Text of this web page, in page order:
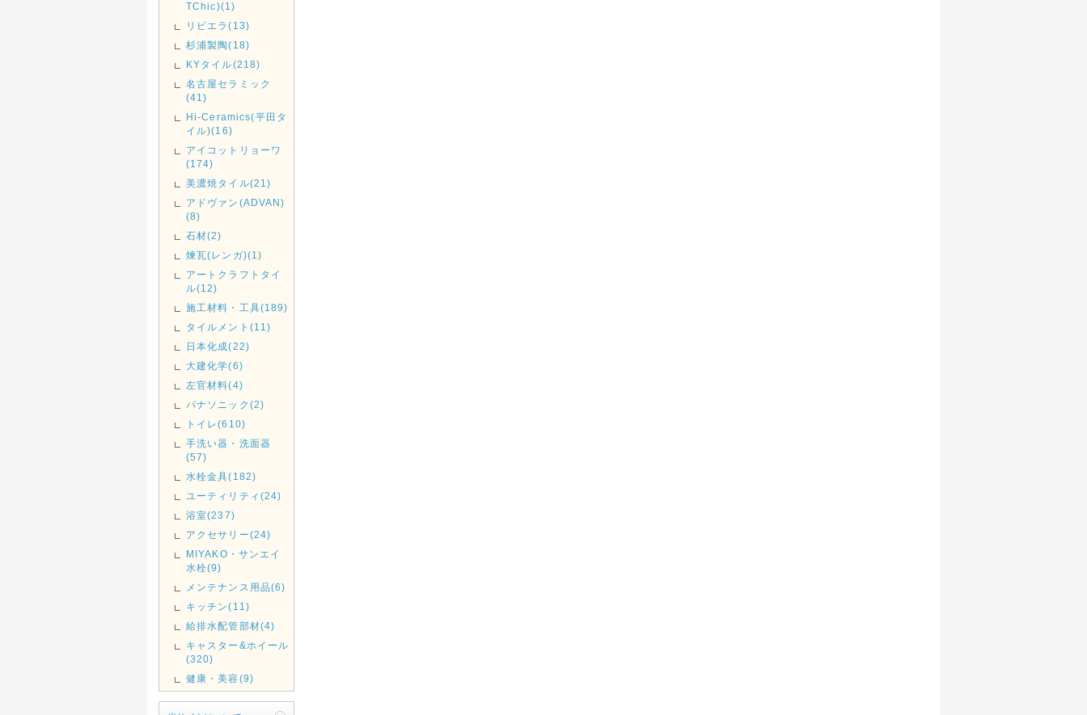
TChic)(1)
リビエラ(13)
杉浦製陶(18)
KYタイル(218)
名古屋セラミック
(41)
Hi-Ceramics(平田タ
イル)(16)
アイコットリョーワ
(174)
美濃焼タイル(21)
アドヴァン(ADVAN)
(8)
石材(2)
煉瓦(レンガ)(1)
アートクラフトタイ
ル(12)
施工材料・工具(189)
タイルメント(11)
日本化成(22)
大建化学(6)
左官材料(4)
パナソニック(2)
トイレ(610)
手洗い器・洗面器
(57)
水栓金具(182)
ユーティリティ(24)
浴室(237)
アクセサリー(24)
MIYAKO・サンエイ
水栓(9)
メンテナンス用品(6)
キッチン(11)
給排水配管部材(4)
キャスター&ホイール
(320)
健康・美容(9)